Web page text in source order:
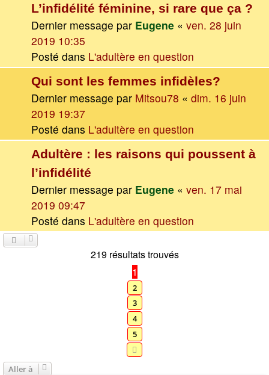
L’infidélité féminine, si rare que ça ?
Dernier message par Eugene « ven. 28 juin
2019 10:35
Posté dans L'adultère en question
Qui sont les femmes infidèles?
Dernier message par Mitsou78 « dim. 16 juin
2019 19:37
Posté dans L'adultère en question
Adultère : les raisons qui poussent à
l’infidélité
Dernier message par Eugene « ven. 17 mai
2019 09:47
Posté dans L'adultère en question
219 résultats trouvés
1
2
3
4
5
Aller à